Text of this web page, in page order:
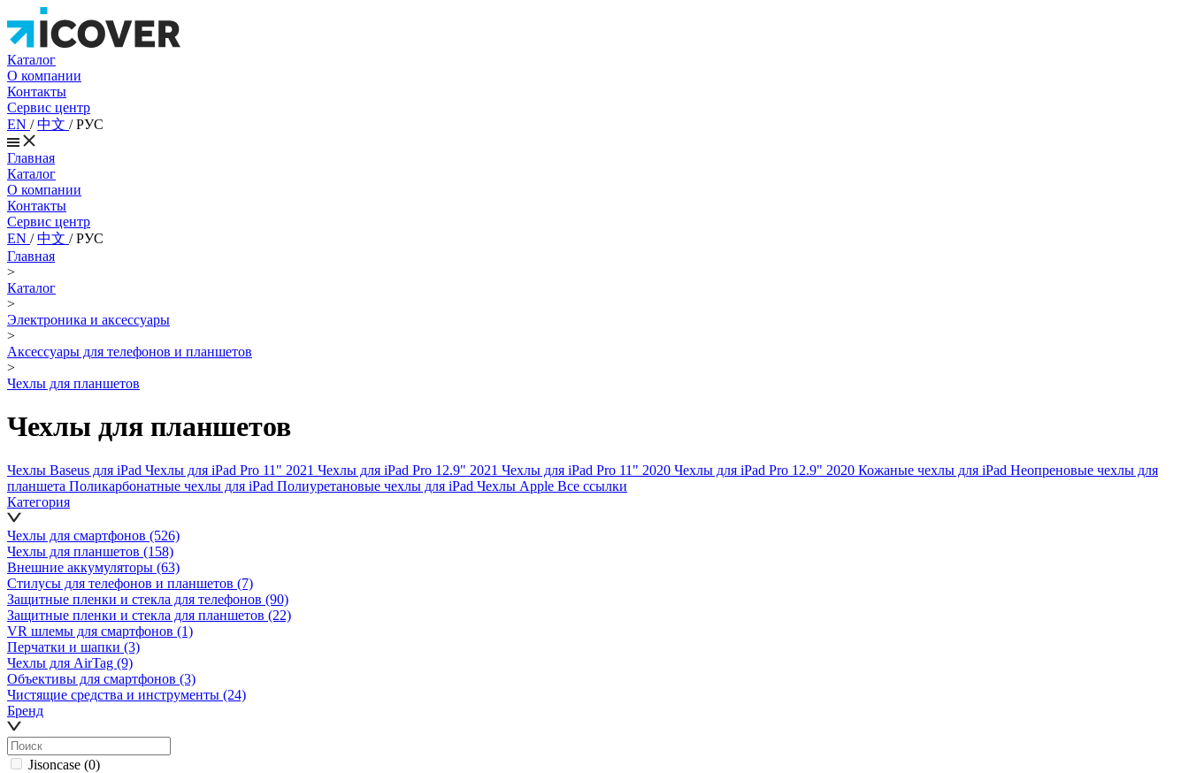
Каталог
О компании
Контакты
Сервис центр
EN /中文 /РУС
Главная
Каталог
О компании
Контакты
Сервис центр
EN /中文 /РУС
Главная
>
Каталог
>
Электроника и аксессуары
>
Аксессуары для телефонов и планшетов
>
Чехлы для планшетов
Чехлы для планшетов
Чехлы Baseus для iPad Чехлы для iPad Pro 11" 2021 Чехлы для iPad Pro 12.9" 2021 Чехлы для iPad Pro 11" 2020 Чехлы для iPad Pro 12.9" 2020 Кожаные чехлы для iPad Неопреновые чехлы для
планшета Поликарбонатные чехлы для iPad Полиуретановые чехлы для iPad Чехлы Apple Все ссылки
Категория
Чехлы для смартфонов (526)
Чехлы для планшетов (158)
Внешние аккумуляторы (63)
Стилусы для телефонов и планшетов (7)
Защитные пленки и стекла для телефонов (90)
Защитные пленки и стекла для планшетов (22)
VR шлемы для смартфонов (1)
Перчатки и шапки (3)
Чехлы для AirTag (9)
Объективы для смартфонов (3)
Чистящие средства и инструменты (24)
Бренд
Jisoncase (0)